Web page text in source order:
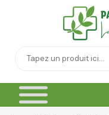
Yeux & Lévres